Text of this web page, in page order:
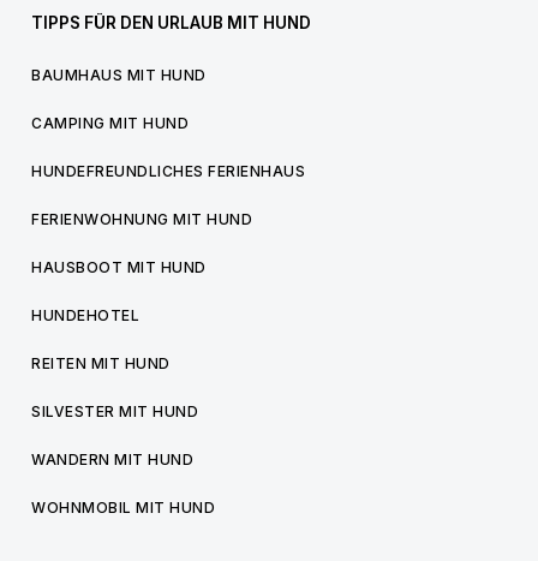
TIPPS FÜR DEN URLAUB MIT HUND
BAUMHAUS MIT HUND
CAMPING MIT HUND
HUNDEFREUNDLICHES FERIENHAUS
FERIENWOHNUNG MIT HUND
HAUSBOOT MIT HUND
HUNDEHOTEL
REITEN MIT HUND
SILVESTER MIT HUND
WANDERN MIT HUND
WOHNMOBIL MIT HUND